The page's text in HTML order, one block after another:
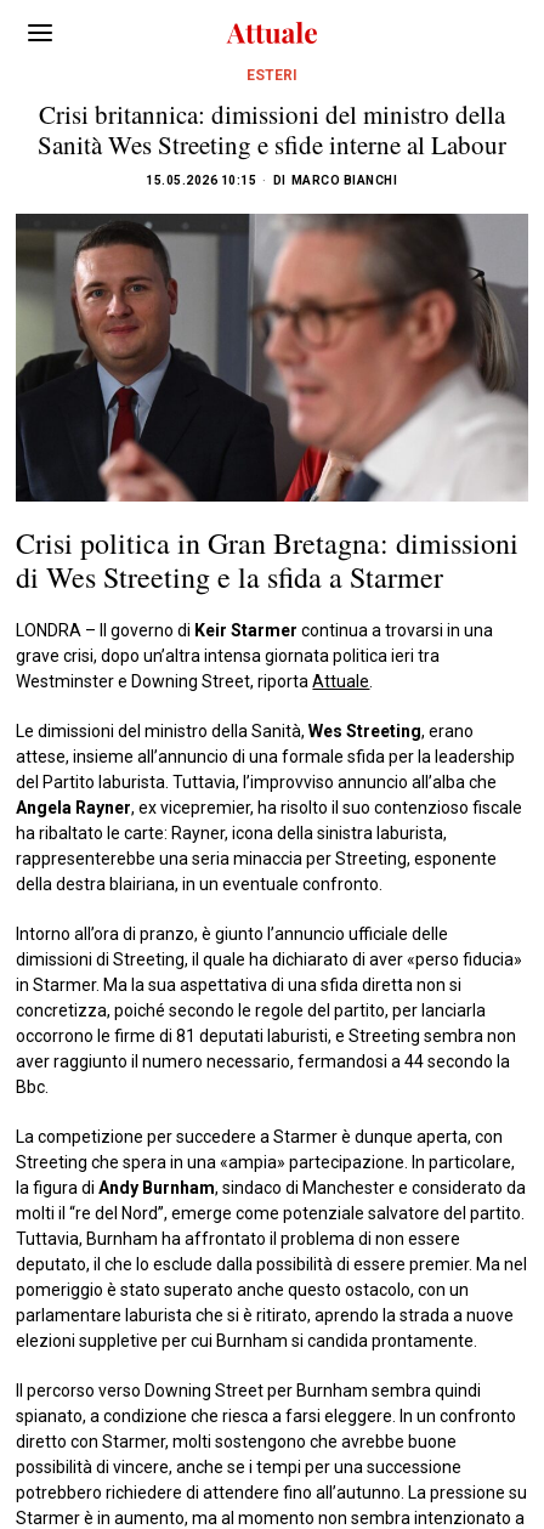
ESTERI
Crisi britannica: dimissioni del ministro della
Sanità Wes Streeting e sfide interne al Labour
15.05.2026 10:15 DI MARCO BIANCHI
Crisi politica in Gran Bretagna: dimissioni
di Wes Streeting e la sfida a Starmer
LONDRA – Il governo di Keir Starmer continua a trovarsi in una
grave crisi, dopo un’altra intensa giornata politica ieri tra
Westminster e Downing Street, riportaAttuale
Le dimissioni del ministro della Sanità,Wes Streeting, erano
attese, insieme all’annuncio di una formale sfida per la leadership
del Partito laburista. Tuttavia, l’improvviso annuncio all’alba che
Angela Rayner, ex vicepremier, ha risolto il suo contenzioso fiscale
ha ribaltato le carte: Rayner, icona della sinistra laburista,
rappresenterebbe una seria minaccia per Streeting, esponente
della destra blairiana, in un eventuale confronto.
Intorno all’ora di pranzo, è giunto l’annuncio ufficiale delle
dimissioni di Streeting, il quale ha dichiarato di aver «perso fiducia»
in Starmer. Ma la sua aspettativa di una sfida diretta non si
concretizza, poiché secondo le regole del partito, per lanciarla
occorrono le firme di 81 deputati laburisti, e Streeting sembra non
aver raggiunto il numero necessario, fermandosi a 44 secondo la
Bbc
La competizione per succedere a Starmer è dunque aperta, con
Streeting che spera in una «ampia» partecipazione. In particolare,
la figura diAndy Burnham, sindaco di Manchester e considerato da
molti il “re del Nord”, emerge come potenziale salvatore del partito.
Tuttavia, Burnham ha affrontato il problema di non essere
deputato, il che lo esclude dalla possibilità di essere premier. Ma nel
pomeriggio è stato superato anche questo ostacolo, con un
parlamentare laburista che si è ritirato, aprendo la strada a nuove
elezioni suppletive per cui Burnham si candida prontamente.
Il percorso verso Downing Street per Burnham sembra quindi
spianato, a condizione che riesca a farsi eleggere. In un confronto
diretto con Starmer, molti sostengono che avrebbe buone
possibilità di vincere, anche se i tempi per una successione
potrebbero richiedere di attendere fino all’autunno. La pressione su
Starmer è in aumento, ma al momento non sembra intenzionato a